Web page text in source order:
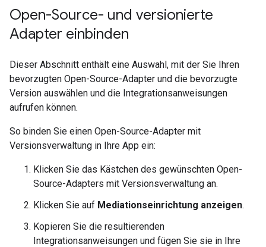
Open-Source- und versionierte
Adapter einbinden
Dieser Abschnitt enthält eine Auswahl, mit der Sie Ihren
bevorzugten Open-Source-Adapter und die bevorzugte
Version auswählen und die Integrationsanweisungen
aufrufen können.
So binden Sie einen Open-Source-Adapter mit
Versionsverwaltung in Ihre App ein:
Klicken Sie das Kästchen des gewünschten Open-
Source-Adapters mit Versionsverwaltung an.
Klicken Sie auf Mediationseinrichtung anzeigen.
Kopieren Sie die resultierenden
Integrationsanweisungen und fügen Sie sie in Ihre